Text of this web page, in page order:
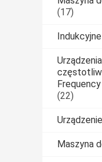
(17)
(22)
Maszyna